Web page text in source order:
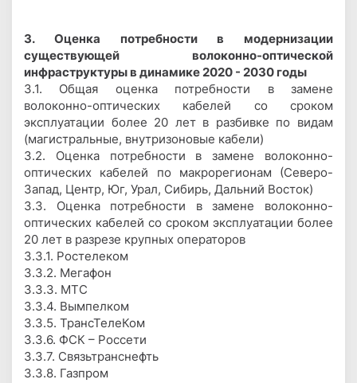
3. Оценка потребности в модернизации
существующей волоконно-оптической
инфраструктуры в динамике 2020 - 2030 годы
3.1. Общая оценка потребности в замене
волоконно-оптических кабелей со сроком
эксплуатации более 20 лет в разбивке по видам
(магистральные, внутризоновые кабели)
3.2. Оценка потребности в замене волоконно-
оптических кабелей по макрорегионам (Северо-
Запад, Центр, Юг, Урал, Сибирь, Дальний Восток)
3.3. Оценка потребности в замене волоконно-
оптических кабелей со сроком эксплуатации более
20 лет в разрезе крупных операторов
3.3.1. Ростелеком
3.3.2. Мегафон
3.3.3. МТС
3.3.4. Вымпелком
3.3.5. ТрансТелеКом
3.3.6. ФСК – Россети
3.3.7. Связьтранснефть
3.3.8. Газпром